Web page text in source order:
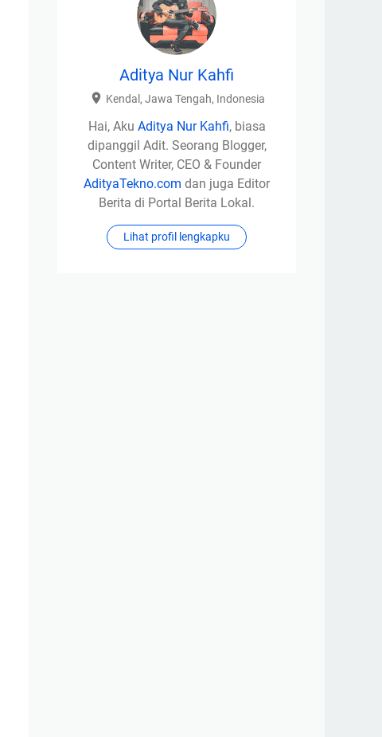
Aditya Nur Kahfi
Kendal, Jawa Tengah, Indonesia
Hai, Aku Aditya Nur Kahfi, biasa
dipanggil Adit. Seorang Blogger,
Content Writer, CEO & Founder
AdityaTekno.com dan juga Editor
Berita di Portal Berita Lokal.
Lihat profil lengkapku